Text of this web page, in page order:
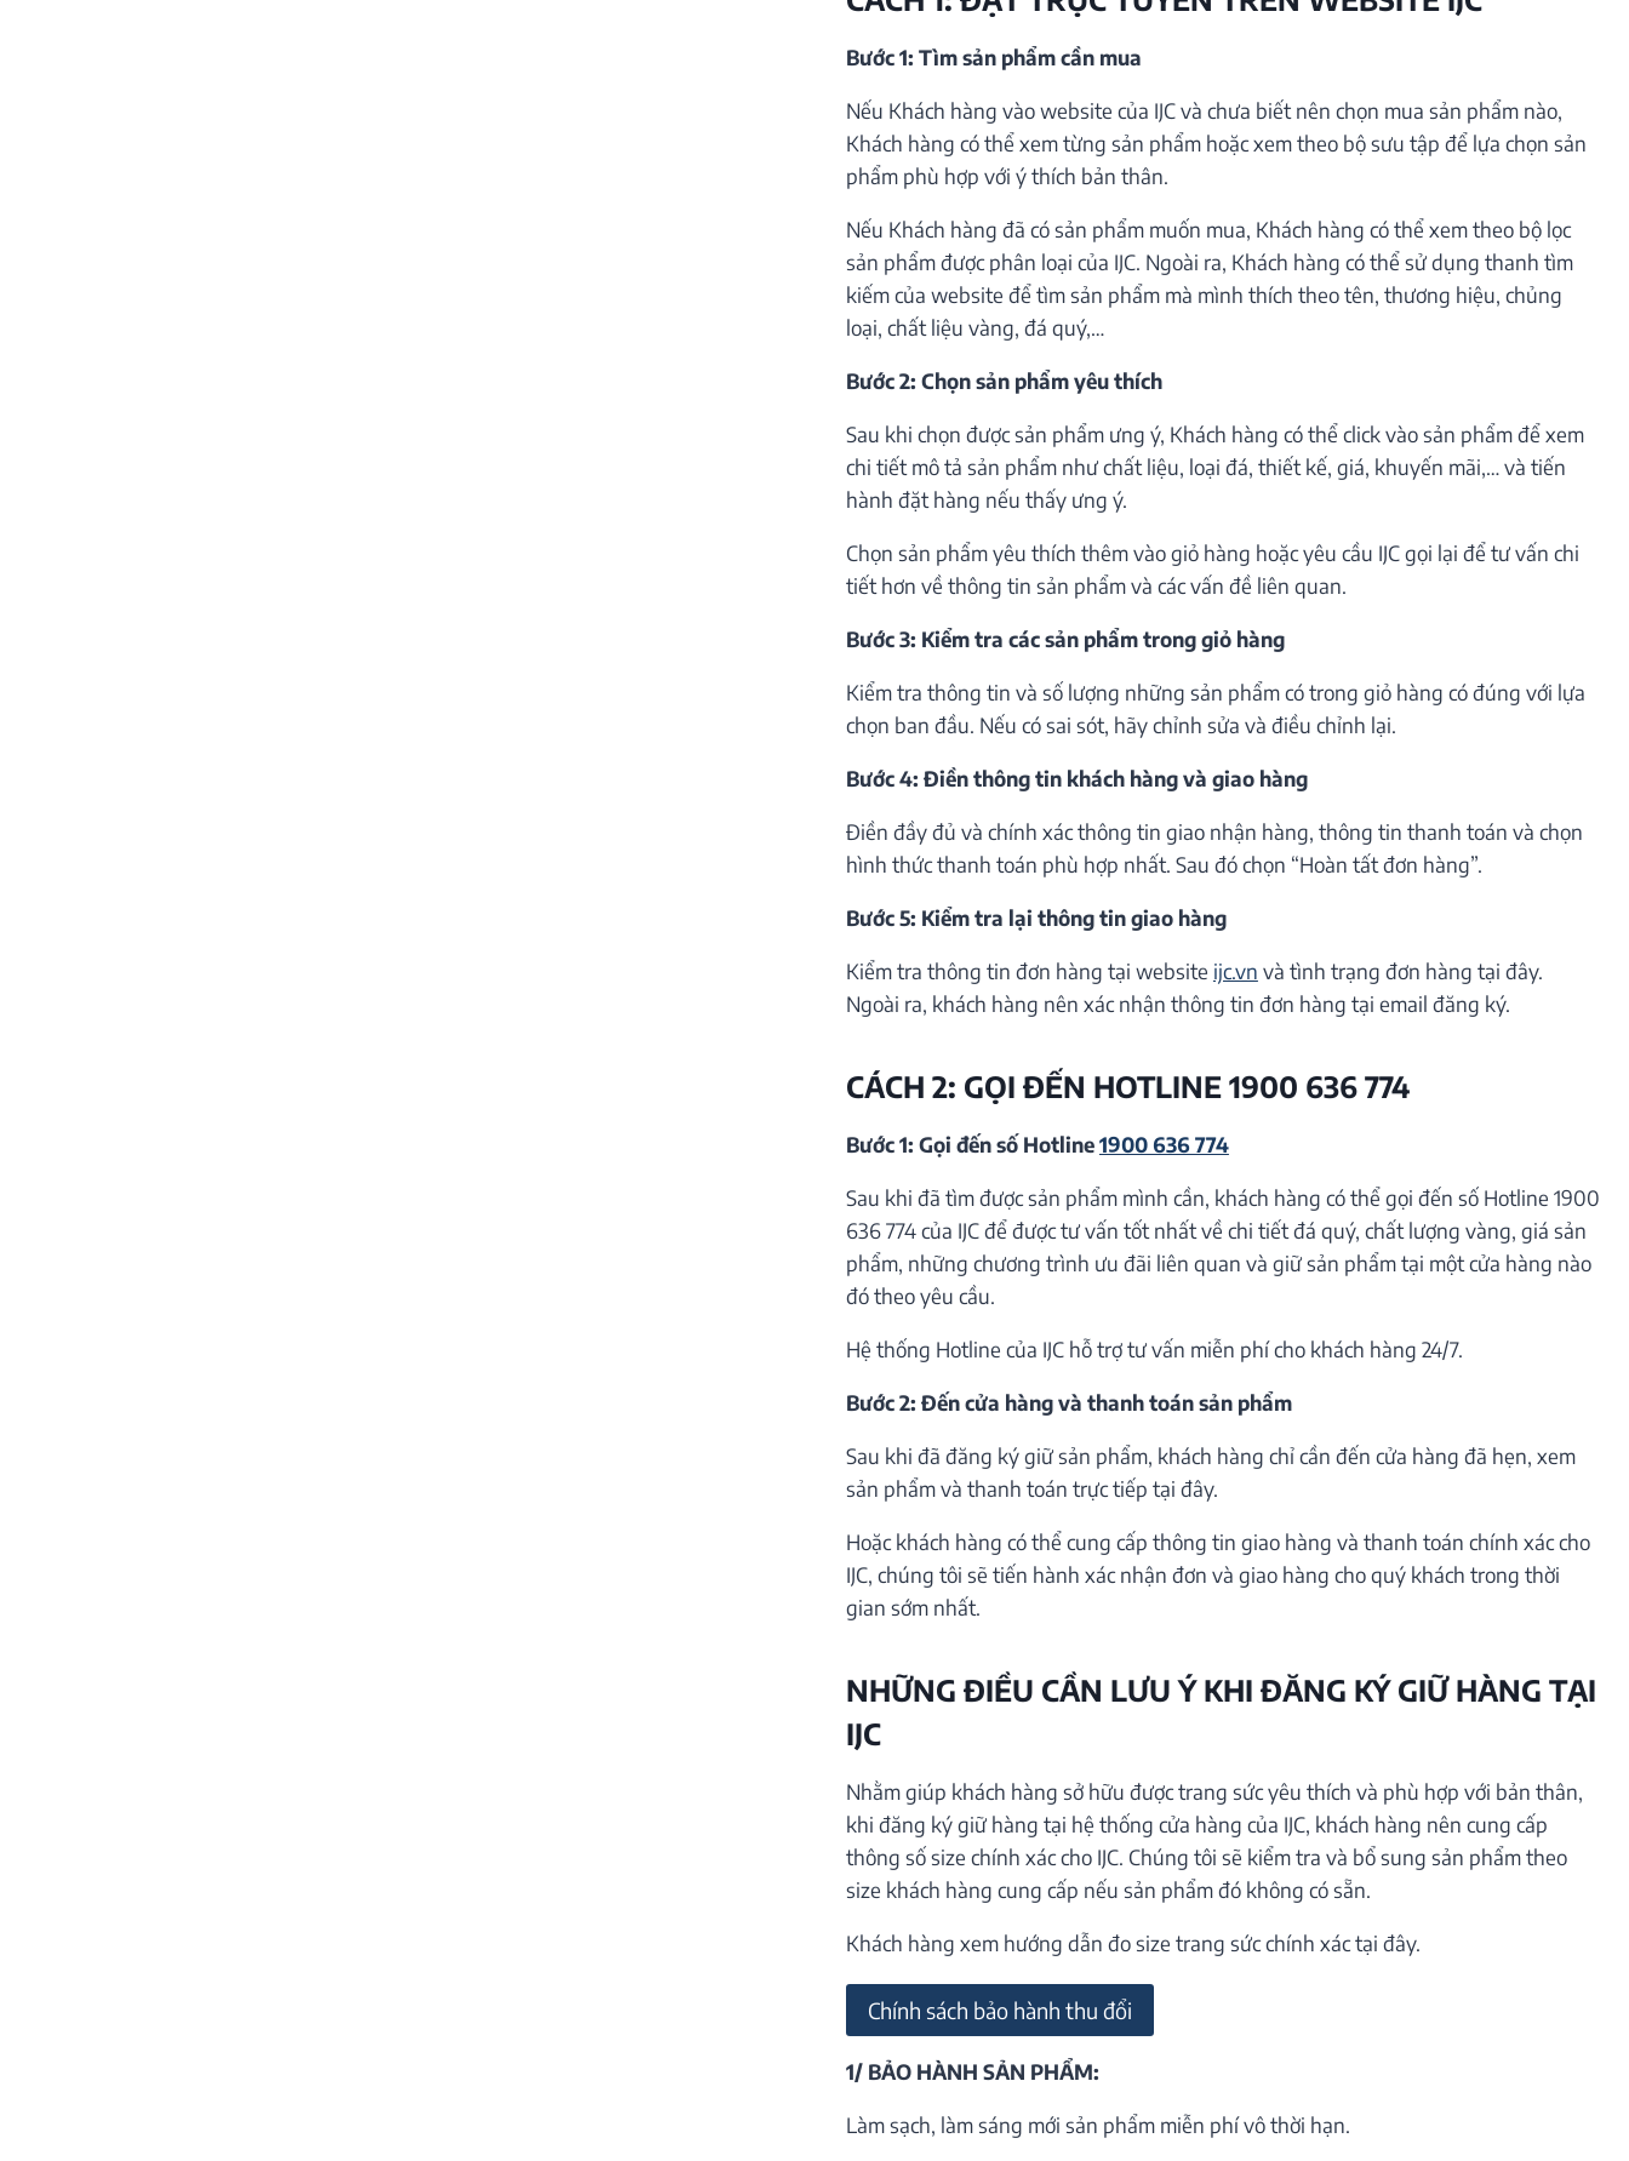
Bước 1: Tìm sản phẩm cần mua
Nếu Khách hàng vào website của IJC và chưa biết nên chọn mua sản phẩm nào,
Khách hàng có thể xem từng sản phẩm hoặc xem theo bộ sưu tập để lựa chọn sản
phẩm phù hợp với ý thích bản thân.
Nếu Khách hàng đã có sản phẩm muốn mua, Khách hàng có thể xem theo bộ lọc
sản phẩm được phân loại của IJC. Ngoài ra, Khách hàng có thể sử dụng thanh tìm
kiếm của website để tìm sản phẩm mà mình thích theo tên, thương hiệu, chủng
loại, chất liệu vàng, đá quý,…
Bước 2: Chọn sản phẩm yêu thích
Sau khi chọn được sản phẩm ưng ý, Khách hàng có thể click vào sản phẩm để xem
chi tiết mô tả sản phẩm như chất liệu, loại đá, thiết kế, giá, khuyến mãi,… và tiến
hành đặt hàng nếu thấy ưng ý.
Chọn sản phẩm yêu thích thêm vào giỏ hàng hoặc yêu cầu IJC gọi lại để tư vấn chi
tiết hơn về thông tin sản phẩm và các vấn đề liên quan.
Bước 3: Kiểm tra các sản phẩm trong giỏ hàng
Kiểm tra thông tin và số lượng những sản phẩm có trong giỏ hàng có đúng với lựa
chọn ban đầu. Nếu có sai sót, hãy chỉnh sửa và điều chỉnh lại.
Bước 4: Điền thông tin khách hàng và giao hàng
Điền đầy đủ và chính xác thông tin giao nhận hàng, thông tin thanh toán và chọn
hình thức thanh toán phù hợp nhất. Sau đó chọn “Hoàn tất đơn hàng”.
Bước 5: Kiểm tra lại thông tin giao hàng
Kiểm tra thông tin đơn hàng tại website ijc.vn và tình trạng đơn hàng tại đây.
Ngoài ra, khách hàng nên xác nhận thông tin đơn hàng tại email đăng ký.
CÁCH 2: GỌI ĐẾN HOTLINE 1900 636 774
Bước 1: Gọi đến số Hotline1900 636 774
Sau khi đã tìm được sản phẩm mình cần, khách hàng có thể gọi đến số Hotline 1900
636 774 của IJC để được tư vấn tốt nhất về chi tiết đá quý, chất lượng vàng, giá sản
phẩm, những chương trình ưu đãi liên quan và giữ sản phẩm tại một cửa hàng nào
đó theo yêu cầu.
Hệ thống Hotline của IJC hỗ trợ tư vấn miễn phí cho khách hàng 24/7.
Bước 2: Đến cửa hàng và thanh toán sản phẩm
Sau khi đã đăng ký giữ sản phẩm, khách hàng chỉ cần đến cửa hàng đã hẹn, xem
sản phẩm và thanh toán trực tiếp tại đây.
Hoặc khách hàng có thể cung cấp thông tin giao hàng và thanh toán chính xác cho
IJC, chúng tôi sẽ tiến hành xác nhận đơn và giao hàng cho quý khách trong thời
gian sớm nhất.
NHỮNG ĐIỀU CẦN LƯU Ý KHI ĐĂNG KÝ GIỮ HÀNG TẠI
IJC
Nhằm giúp khách hàng sở hữu được trang sức yêu thích và phù hợp với bản thân,
khi đăng ký giữ hàng tại hệ thống cửa hàng của IJC, khách hàng nên cung cấp
thông số size chính xác cho IJC. Chúng tôi sẽ kiểm tra và bổ sung sản phẩm theo
size khách hàng cung cấp nếu sản phẩm đó không có sẵn.
Khách hàng xem hướng dẫn đo size trang sức chính xác tại đây.
Chính sách bảo hành thu đổi
1/ BẢO HÀNH SẢN PHẨM:
Làm sạch, làm sáng mới sản phẩm miễn phí vô thời hạn.